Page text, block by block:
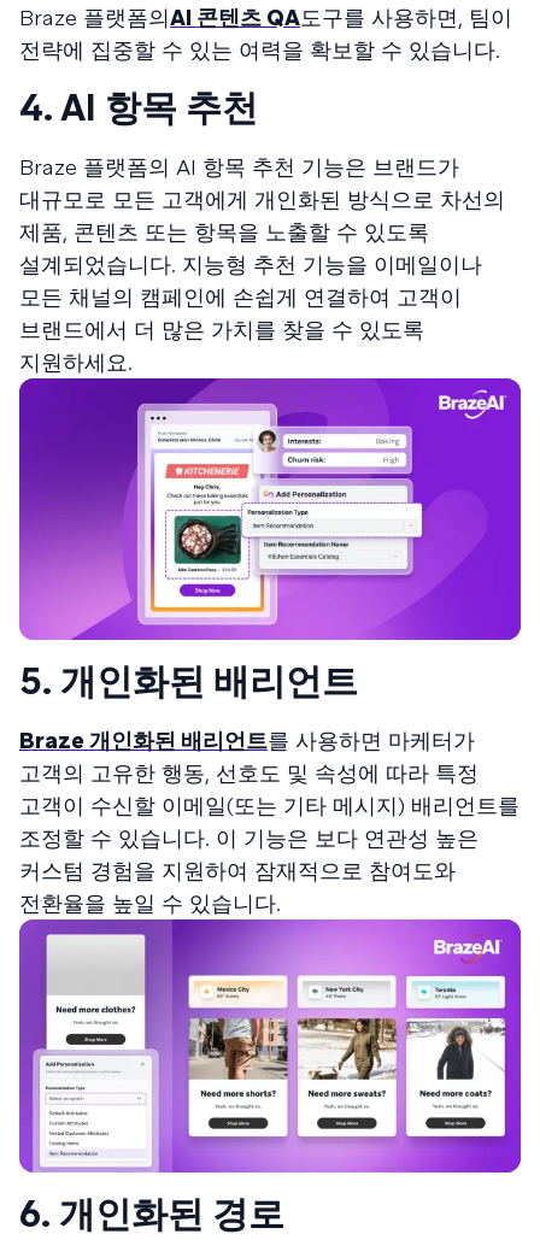
Braze 플랫폼의AI 콘텐츠 QA도구를 사용하면, 팀이
전략에 집중할 수 있는 여력을 확보할 수 있습니다.
4. AI 항목 추천
Braze 플랫폼의 AI 항목 추천 기능은 브랜드가
대규모로 모든 고객에게 개인화된 방식으로 차선의
제품, 콘텐츠 또는 항목을 노출할 수 있도록
설계되었습니다. 지능형 추천 기능을 이메일이나
모든 채널의 캠페인에 손쉽게 연결하여 고객이
브랜드에서 더 많은 가치를 찾을 수 있도록
지원하세요.
5. 개인화된 배리언트
Braze 개인화된 배리언트를 사용하면 마케터가
고객의 고유한 행동, 선호도 및 속성에 따라 특정
고객이 수신할 이메일(또는 기타 메시지) 배리언트를
조정할 수 있습니다. 이 기능은 보다 연관성 높은
커스텀 경험을 지원하여 잠재적으로 참여도와
전환율을 높일 수 있습니다.
6. 개인화된 경로